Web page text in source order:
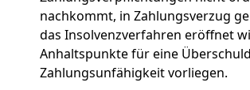
nachkommt, in Zahlungsverzug
das Insolvenzverfahren eröffnet
Anhaltspunkte für eine
Zahlungsunfähigkeit vorliegen.